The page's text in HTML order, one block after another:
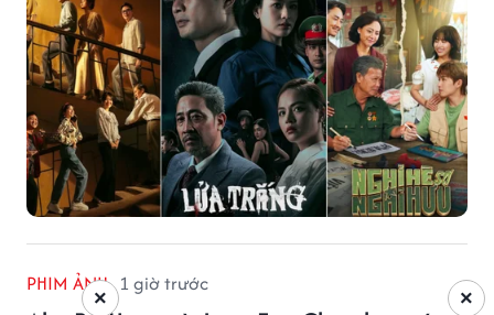
PHIM ẢNH 1 giờ trước
×
×